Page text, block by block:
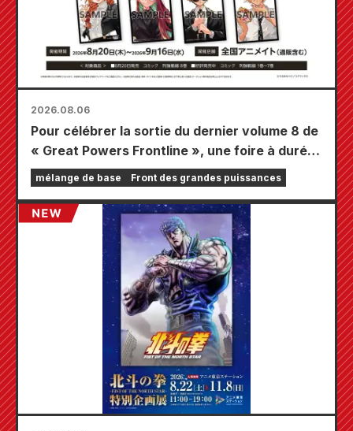
2026.08.06
Pour célébrer la sortie du dernier volume 8 de
« Great Powers Frontline », une foire à durée
limitée se tiendra dans les magasins Animate
à travers le pays à partir du 20 août, où vous
pourrez obtenir une mini-carte spécialement
dessinée (4 types au total) !
mélange de base Front des grandes puissances